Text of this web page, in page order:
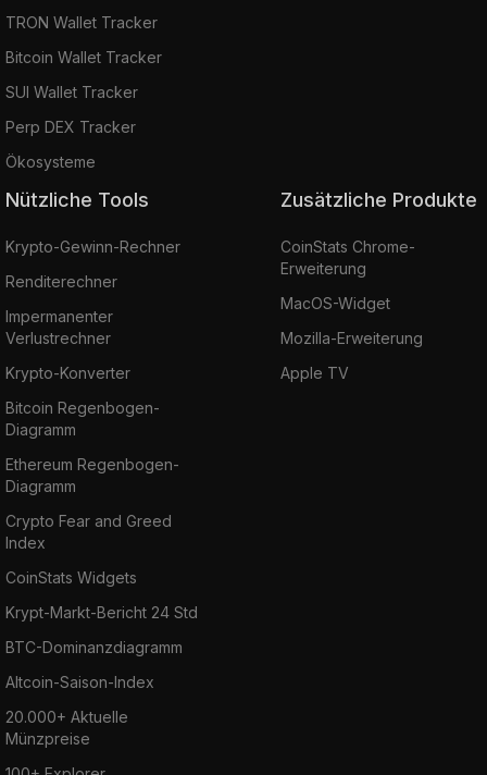
TRON Wallet Tracker
Bitcoin Wallet Tracker
SUI Wallet Tracker
Perp DEX Tracker
Ökosysteme
Nützliche Tools
Krypto-Gewinn-Rechner
Renditerechner
Impermanenter
Verlustrechner
Krypto-Konverter
Bitcoin Regenbogen-
Diagramm
Ethereum Regenbogen-
Diagramm
Crypto Fear and Greed
Index
CoinStats Widgets
Krypt-Markt-Bericht 24 Std
BTC-Dominanzdiagramm
Altcoin-Saison-Index
20.000+ Aktuelle
Münzpreise
Zusätzliche Produkte
CoinStats Chrome-
Erweiterung
MacOS-Widget
Mozilla-Erweiterung
Apple TV